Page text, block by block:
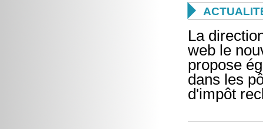

La
web le
propose
dans les
d'impôt